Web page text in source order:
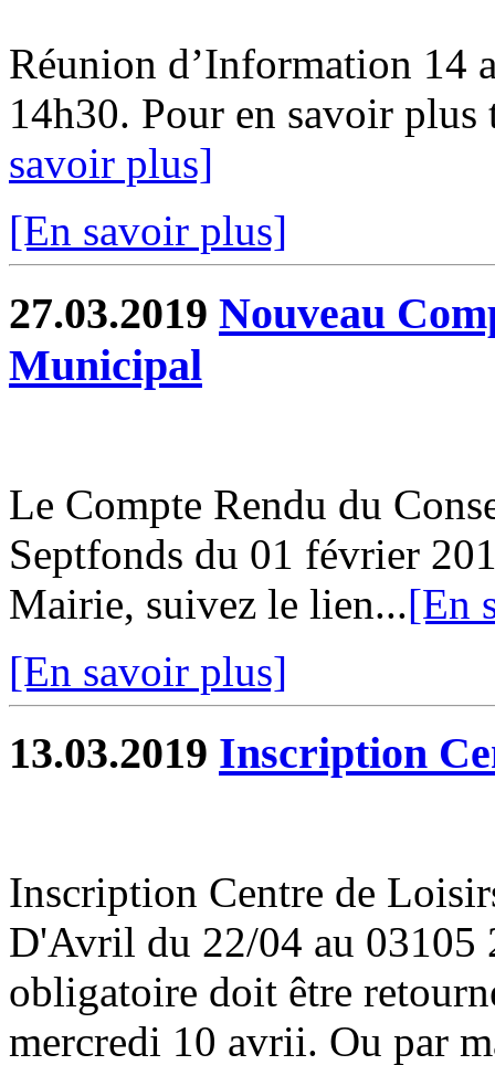
Réunion d’Information 14
14h30. Pour en savoir
savoir plus]
[En savoir plus]
27.03.2019 Nouveau
Municipal
Le Compte Rendu du
Septfonds du 01 février
Mairie, suivez le lien...[En
[En savoir plus]
13.03.2019 Inscription
Inscription Centre de
D'Avril du 22/04 au
obligatoire doit être
mercredi 10 avrii. Ou par